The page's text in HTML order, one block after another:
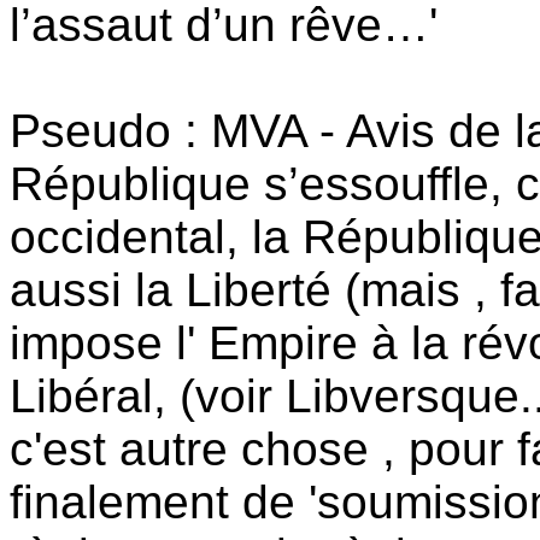
l’assaut d’un rêve…'
Pseudo : MVA - Avis de
République s’essouffle,
occidental, la
aussi la Liberté (mais ,
impose l' Empire à la
Libéral, (voir
c'est autre chose , pour
finalement de